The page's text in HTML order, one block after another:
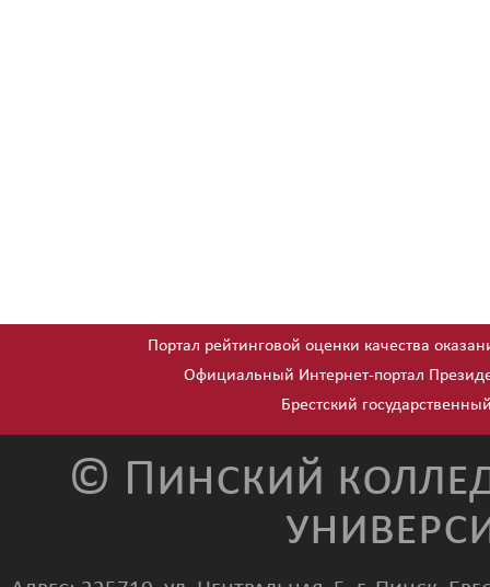
Портал рейтинговой оценки качества
Официальный Интернет-портал
Брестский
© Пинский